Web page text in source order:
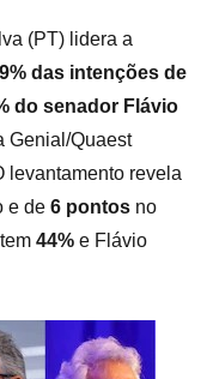
(PT) lidera a
das intenções de
do senador Flávio
Genial/Quaest
levantamento revela
e de 6 pontos no
44% e Flávio